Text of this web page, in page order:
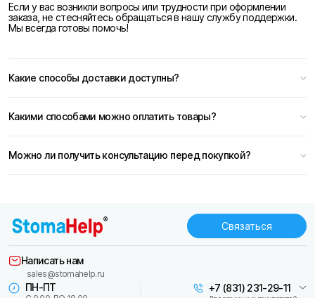
Если у вас возникли вопросы или трудности при оформлении
заказа, не стесняйтесь обращаться в нашу службу поддержки.
Мы всегда готовы помочь!
Какие способы доставки доступны?
Какими способами можно оплатить товары?
Можно ли получить консультацию перед покупкой?
Связаться
ПН-ПТ +7 (831) 231-29-11
Написать нам
sales@stomahelp.ru